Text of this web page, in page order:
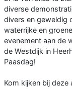
diverse
divers en geweldig
waterrijke en
evenement aan de
de Westdijk in
Paasdag!
Kom kijken bij deze